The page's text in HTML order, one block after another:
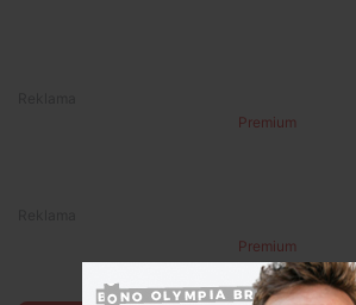
Premium
Premium